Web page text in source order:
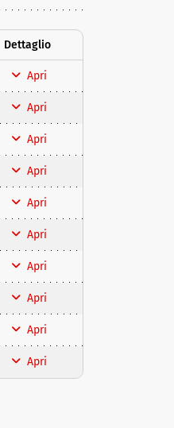
Dettaglio
Apri
Apri
Apri
Apri
Apri
Apri
Apri
Apri
Apri
Apri